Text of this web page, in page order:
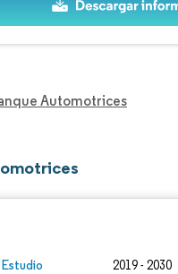
Automotrices
2019 - 2030